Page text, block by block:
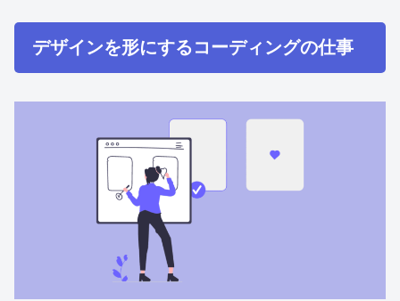
デザインを形にするコーディングの仕事